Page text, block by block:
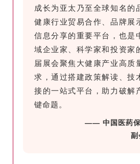
成长为亚太乃至全球知名的
健康行业贸易合作、品牌展
信息分享的重要平台，也是
域企业家、科学家和投资家
届展会聚焦大健康产业高质
求，通过搭建政策解读、技
接的一站式平台，助力破解
键命题。
—— 中国医药保
副